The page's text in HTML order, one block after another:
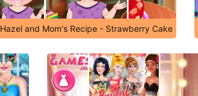
Hazel and Mom's Recipe - Strawberry Cake